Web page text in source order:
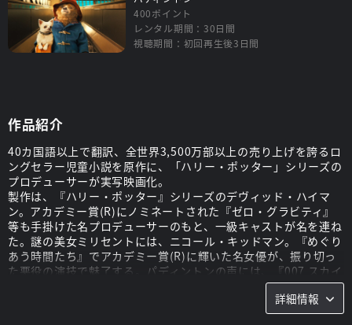
400ポイント
レンタル期間：30日間
視聴期間：初回再生後3日間
作品紹介
40カ国語以上で翻訳、全世界3,500万部以上の売り上げを誇るロ
ングセラー児童小説を原作に、「ハリー・ポッター」シリーズの
プロデューサーが実写映画化。
製作は、『ハリー・ポッター』シリーズのデヴィッド・ハイマ
ン。アカデミー賞(R)にノミネートされた『ゼロ・グラビティ』
等も手掛けた名プロデューサーのもと、一級キャストが名を連ね
た。謎の美女ミリセントには、ニコール・キッドマン。『めぐり
あう時間たち』でアカデミー賞(R)に輝いた名女優が、振り切っ
た悪役の演技で魅了する。パディントンの声には、『007 スカイ
フォール』の個性派俳優ベン・ウィショー。その他、TVシリーズ
「ダウントン・アビー」でおなじみのヒュー・ボネヴィル、『ブ
ルージャスミン』のサリー・ホーキンス、『アイリス』のジム・
詳細情報